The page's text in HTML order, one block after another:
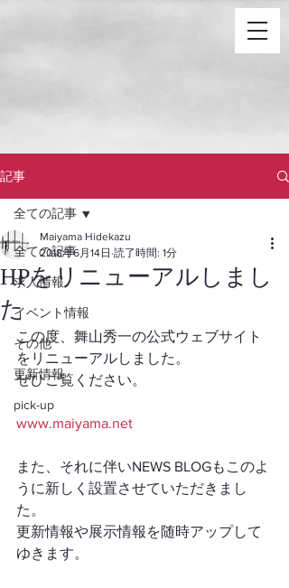
記事
全ての記事
求人情報
イベント情報
その他
更新情報
pick-up
全ての記事
HPをリニューアルしまし
た
Maiyama Hidekazu
2018年6月14日 読了時間: 1分
この度、舞山秀一の公式ウェブサイト
をリニューアルしました。
ぜひご覧ください。
www.maiyama.net
また、それに伴いNEWS BLOGもこのよ
うに新しく設置させていただきまし
た。
更新情報や展示情報を随時アップして
ゆきます。